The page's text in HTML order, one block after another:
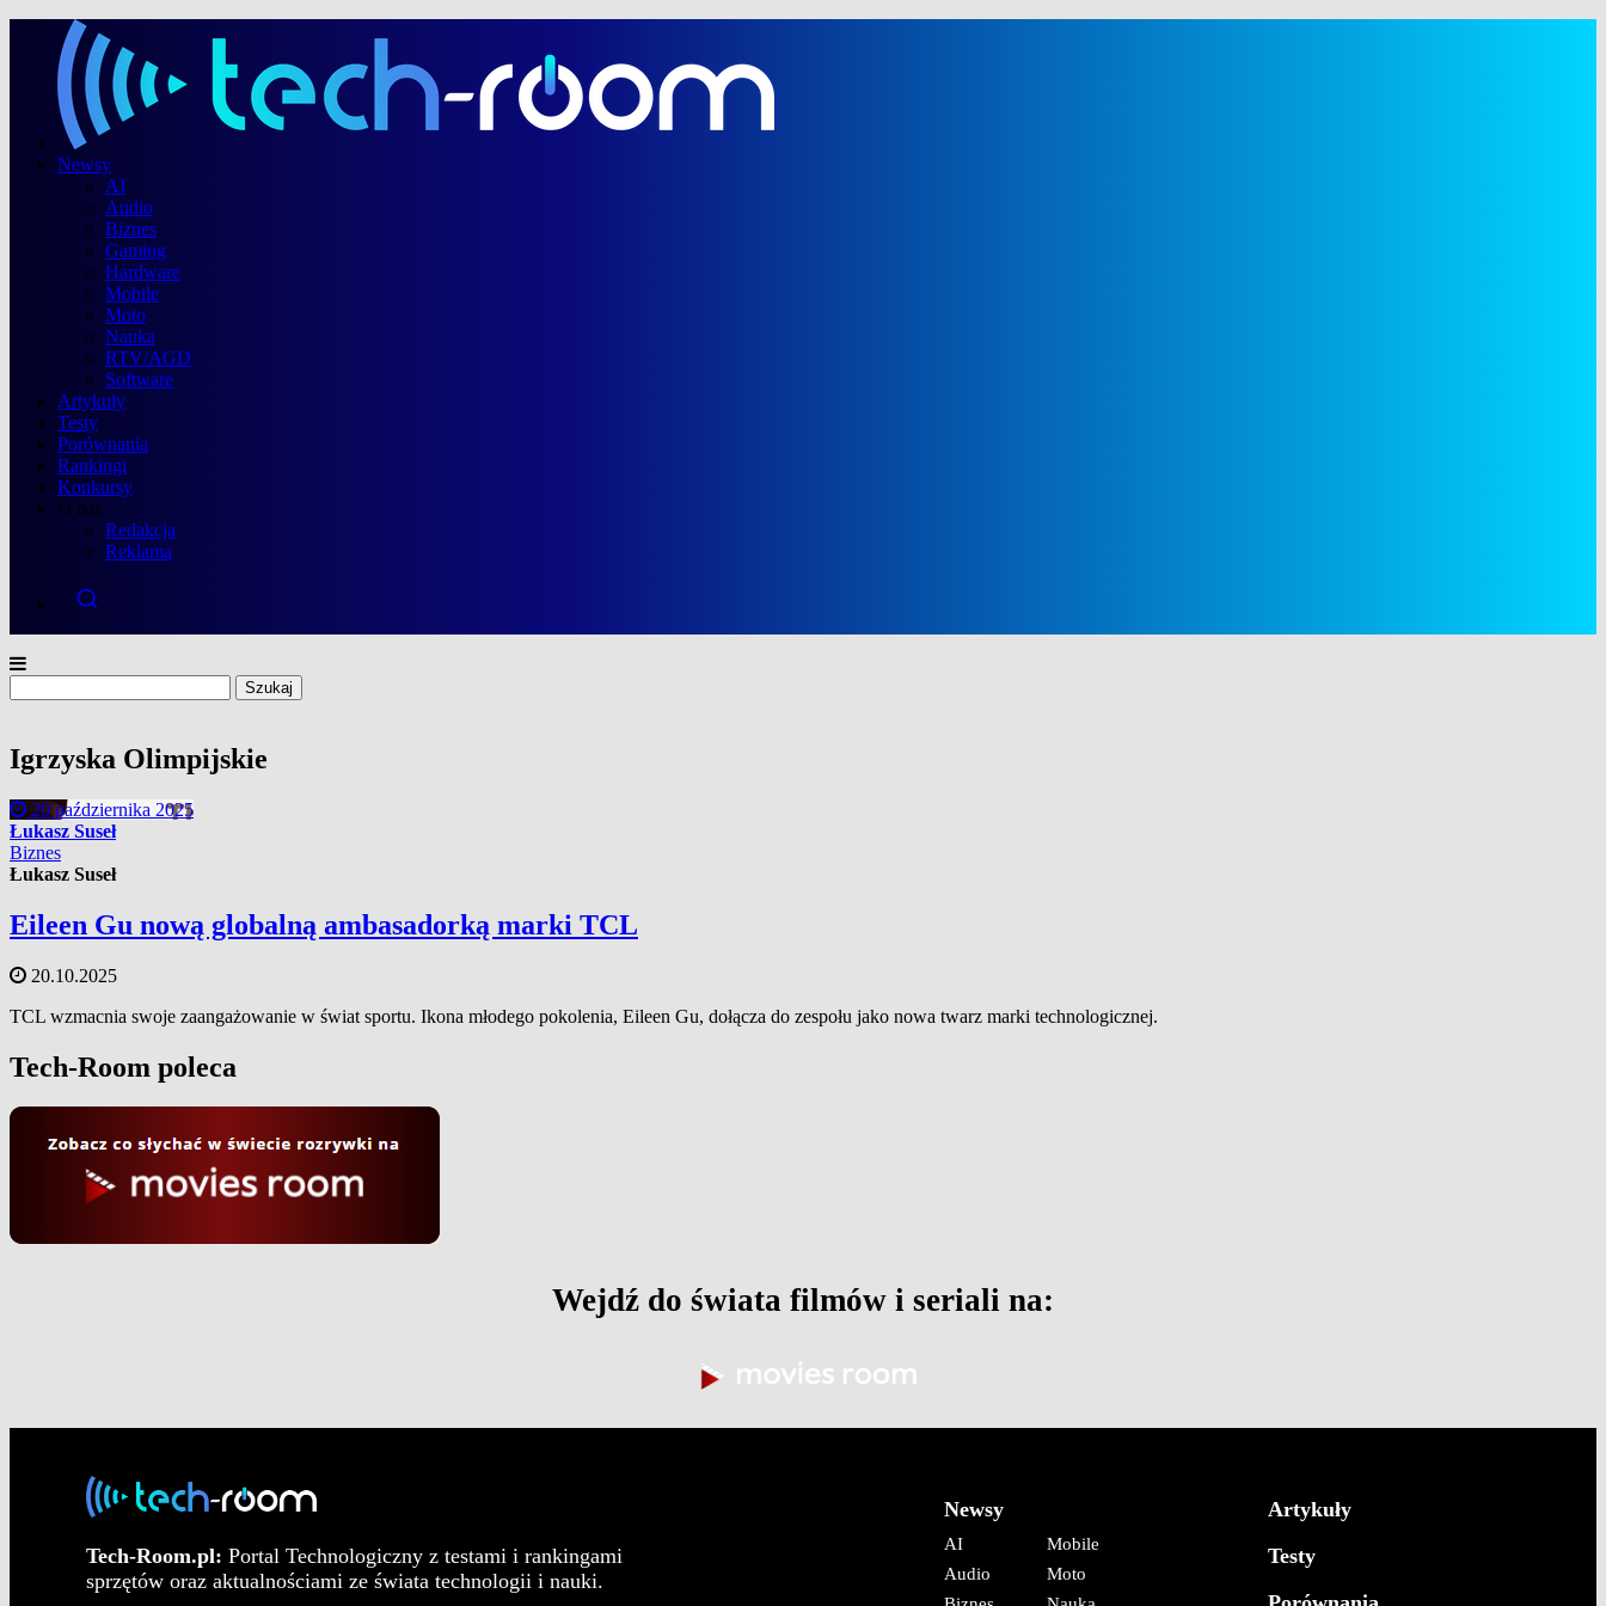
Newsy
AI
Audio
Biznes
Gaming
Hardware
Mobile
Moto
Nauka
RTV/AGD
Software
Artykuły
Testy
Porównania
Rankingi
Konkursy
O nas
Redakcja
Reklama
Igrzyska Olimpijskie
20 października 2025
Łukasz Suseł
Biznes
Łukasz Suseł
Eileen Gu nową globalną ambasadorką marki TCL
20.10.2025
TCL wzmacnia swoje zaangażowanie w świat sportu. Ikona młodego pokolenia, Eileen Gu, dołącza do zespołu jako nowa twarz marki technologicznej.
Tech-Room poleca
Wejdź do świata filmów i seriali na:
Tech-Room.pl: Portal Technologiczny z testami i rankingami
sprzętów oraz aktualnościami ze świata technologii i nauki.
Newsy
AI
Audio
Mobile
Moto
Artykuły
Testy